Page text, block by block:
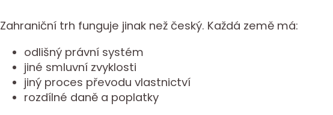
Zahraniční trh funguje jinak než český. Každá země má:
odlišný právní systém
jiné smluvní zvyklosti
jiný proces převodu vlastnictví
rozdílné daně a poplatky